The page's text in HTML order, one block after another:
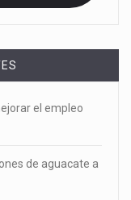
el empleo
de aguacate a